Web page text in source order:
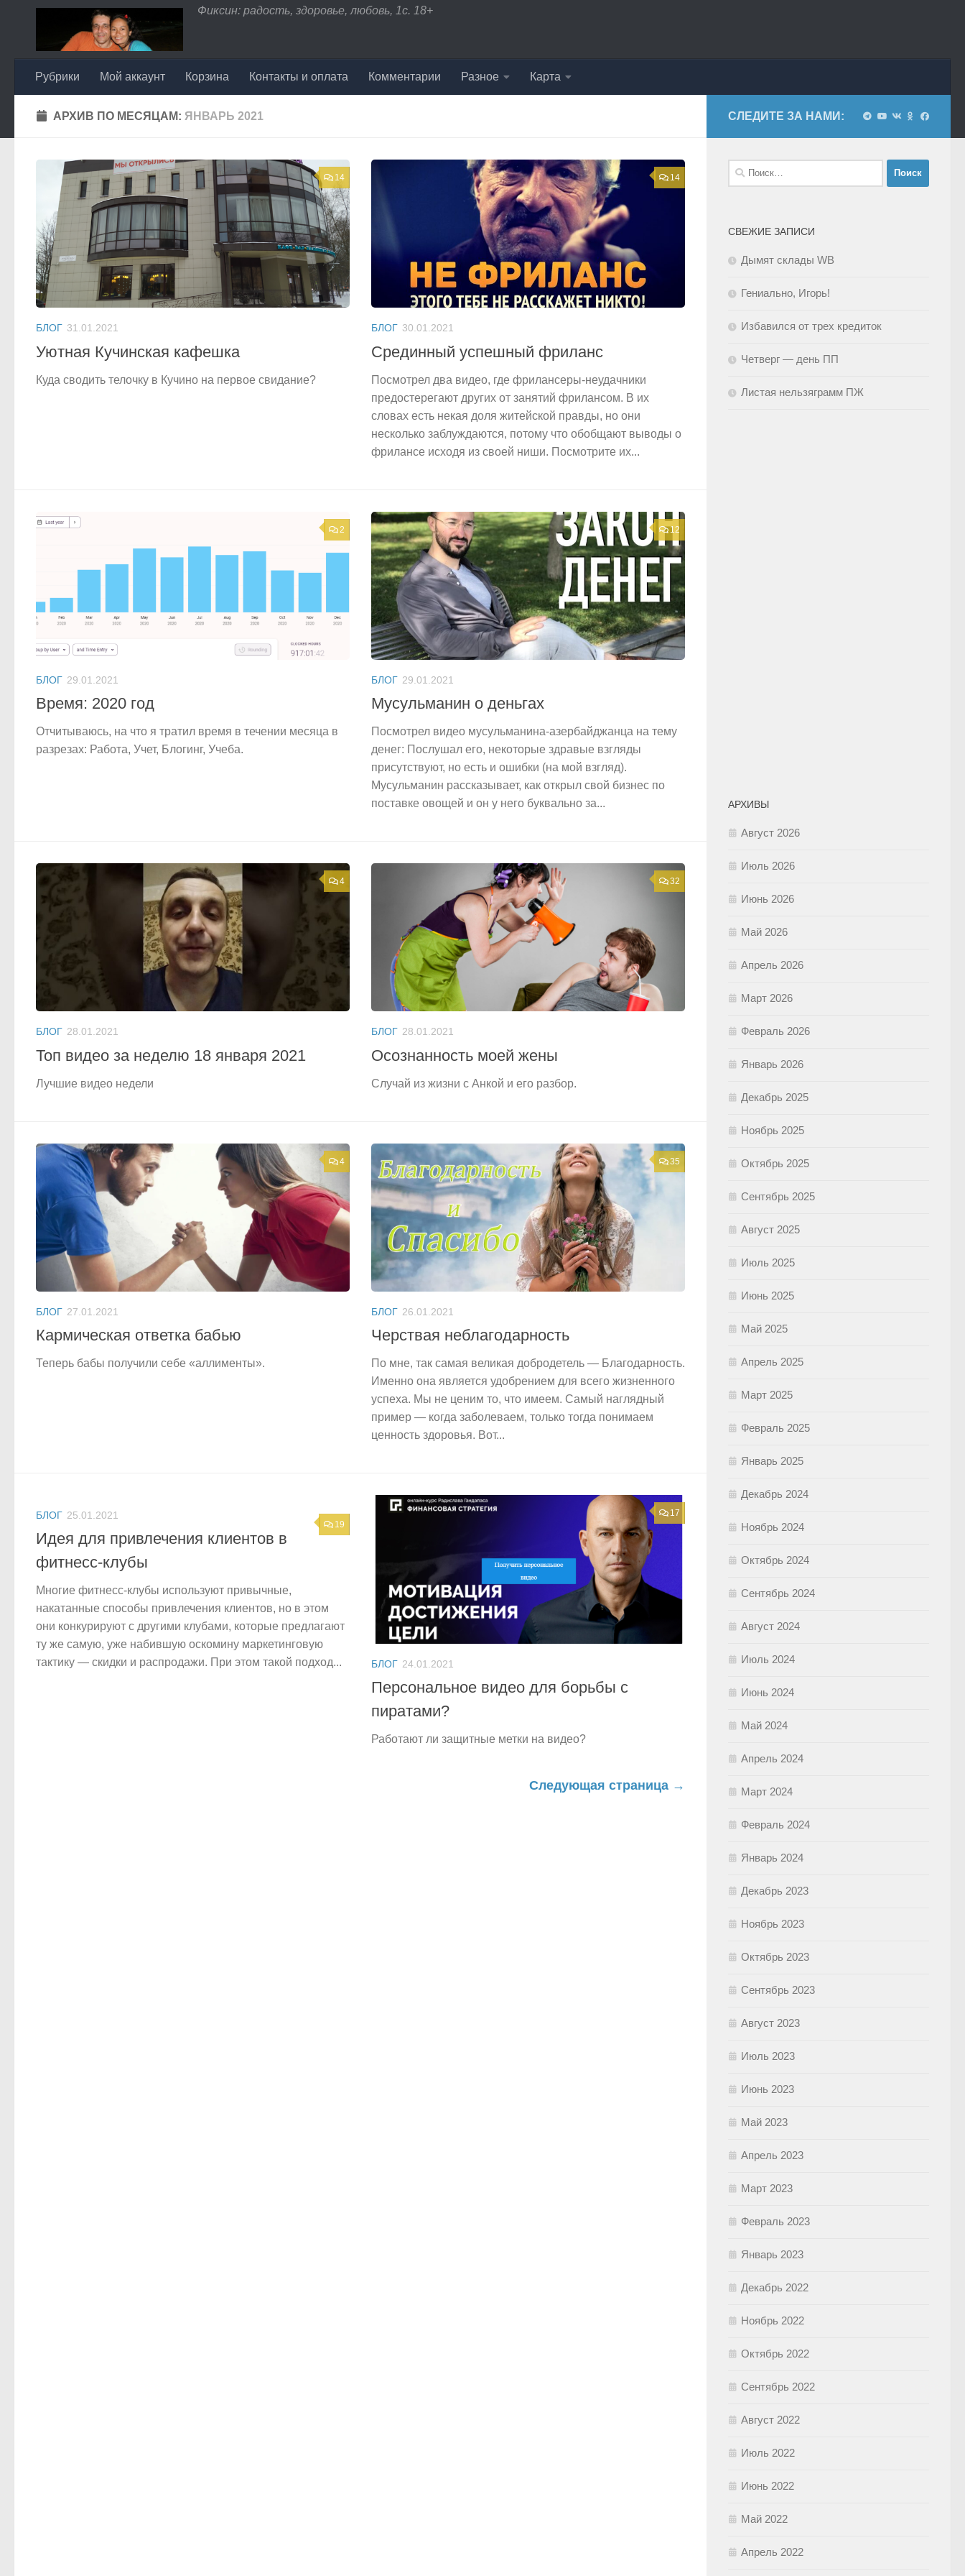
Перейти к содержимому
Фиксин: радость, здоровье, любовь, 1с. 18+
Рубрики Мой аккаунт Корзина Контакты и оплата Комментарии Разное Карта
АРХИВ ПО МЕСЯЦАМ: ЯНВАРЬ 2021
14
БЛОГ 31.01.2021
Уютная Кучинская кафешка
Куда сводить телочку в Кучино на первое свидание?
14
БЛОГ 30.01.2021
Срединный успешный фриланс
Посмотрел два видео, где фрилансеры-неудачники
предостерегают других от занятий фрилансом. В их
словах есть некая доля житейской правды, но они
несколько заблуждаются, потому что обобщают выводы о
фрилансе исходя из своей ниши. Посмотрите их...
2
БЛОГ 29.01.2021
Время: 2020 год
Отчитываюсь, на что я тратил время в течении месяца в
разрезах: Работа, Учет, Блогинг, Учеба.
12
БЛОГ 29.01.2021
Мусульманин о деньгах
Посмотрел видео мусульманина-азербайджанца на тему
денег: Послушал его, некоторые здравые взгляды
присутствуют, но есть и ошибки (на мой взгляд).
Мусульманин рассказывает, как открыл свой бизнес по
поставке овощей и он у него буквально за...
4
БЛОГ 28.01.2021
Топ видео за неделю 18 января 2021
Лучшие видео недели
32
БЛОГ 28.01.2021
Осознанность моей жены
Случай из жизни с Анкой и его разбор.
4
БЛОГ 27.01.2021
Кармическая ответка бабью
Теперь бабы получили себе «аллименты».
35
БЛОГ 26.01.2021
Черствая неблагодарность
По мне, так самая великая добродетель — Благодарность.
Именно она является удобрением для всего жизненного
успеха. Мы не ценим то, что имеем. Самый наглядный
пример — когда заболеваем, только тогда понимаем
ценность здоровья. Вот...
19
БЛОГ 25.01.2021
Идея для привлечения клиентов в
фитнесс-клубы
Многие фитнесс-клубы используют привычные,
накатанные способы привлечения клиентов, но в этом
они конкурируют с другими клубами, которые предлагают
ту же самую, уже набившую оскомину маркетинговую
тактику — скидки и распродажи. При этом такой подход...
17
БЛОГ 24.01.2021
Персональное видео для борьбы с
пиратами?
Работают ли защитные метки на видео?
Следующая страница →
СЛЕДИТЕ ЗА НАМИ:
Найти:
СВЕЖИЕ ЗАПИСИ
Дымят склады WB
Гениально, Игорь!
Избавился от трех кредиток
Четверг — день ПП
Листая нельзяграмм ПЖ
АРХИВЫ
Август 2026
Июль 2026
Июнь 2026
Май 2026
Апрель 2026
Март 2026
Февраль 2026
Январь 2026
Декабрь 2025
Ноябрь 2025
Октябрь 2025
Сентябрь 2025
Август 2025
Июль 2025
Июнь 2025
Май 2025
Апрель 2025
Март 2025
Февраль 2025
Январь 2025
Декабрь 2024
Ноябрь 2024
Октябрь 2024
Сентябрь 2024
Август 2024
Июль 2024
Июнь 2024
Май 2024
Апрель 2024
Март 2024
Февраль 2024
Январь 2024
Декабрь 2023
Ноябрь 2023
Октябрь 2023
Сентябрь 2023
Август 2023
Июль 2023
Июнь 2023
Май 2023
Апрель 2023
Март 2023
Февраль 2023
Январь 2023
Декабрь 2022
Ноябрь 2022
Октябрь 2022
Сентябрь 2022
Август 2022
Июль 2022
Июнь 2022
Май 2022
Апрель 2022